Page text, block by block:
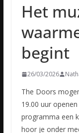
Het
begint
26/03/2026
The Doors
19.00 uur
programma een
hoor je onder